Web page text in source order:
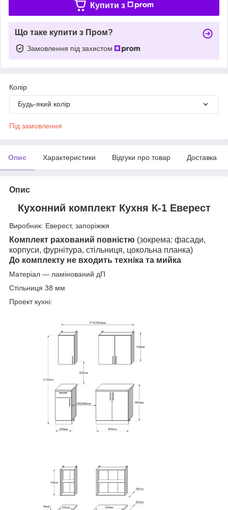
Купити з
Що таке купити з Пром?
Замовлення під захистом
Колір
Будь-який колір
Під замовлення
Опис Характеристики Відгуки про товар Доставка
Опис
Кухонний комплект Кухня К-1 Еверест
Виробник: Еверест, запоріжжя
Комплект рахований повністю (зокрема: фасади,
корпуси, фурнітура, стільниця, цокольна планка)
До комплекту не входить техніка та мийка
Матеріал — ламінований дП
Стільниця 38 мм
Проект кухні: